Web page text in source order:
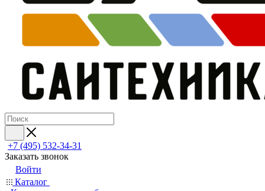
+7 (495) 532‑34‑31
Заказать звонок
Войти
Каталог